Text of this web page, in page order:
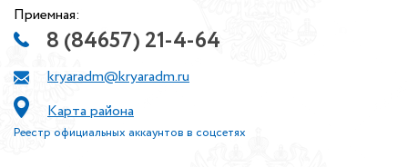
Приемная:
8 (84657) 21-4-64
kryaradm@kryaradm.ru
Карта района
Реестр официальных аккаунтов в соцсетях